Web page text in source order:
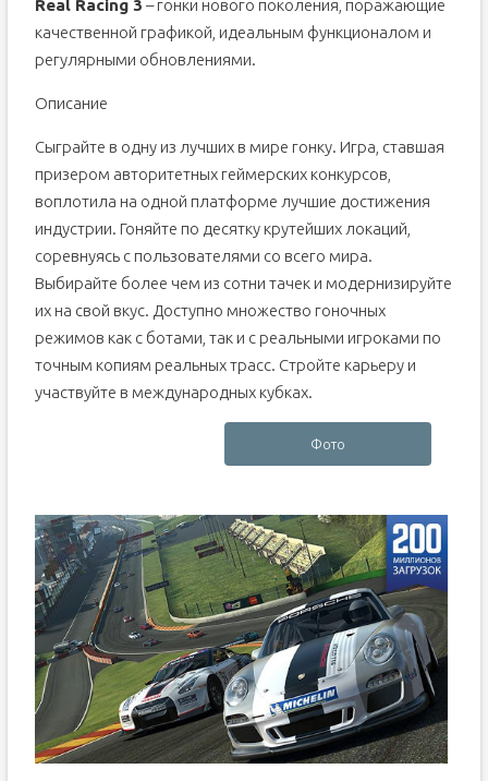
Real Racing 3 – гонки нового поколения, поражающие
качественной графикой, идеальным функционалом и
регулярными обновлениями.
Описание
Сыграйте в одну из лучших в мире гонку. Игра, ставшая
призером авторитетных геймерских конкурсов,
воплотила на одной платформе лучшие достижения
индустрии. Гоняйте по десятку крутейших локаций,
соревнуясь с пользователями со всего мира.
Выбирайте более чем из сотни тачек и модернизируйте
их на свой вкус. Доступно множество гоночных
режимов как с ботами, так и с реальными игроками по
точным копиям реальных трасс. Стройте карьеру и
участвуйте в международных кубках.
Фото